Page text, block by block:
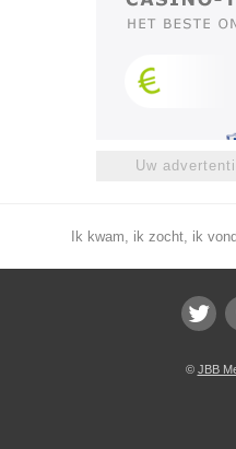
Uw
Ik kwam, ik zocht, ik
© JBB